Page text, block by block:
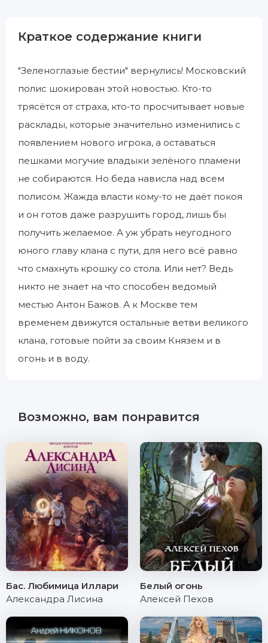
Краткое содержание книги
"Зеленоглазые бестии" вернулись! Московский
полис шокирован этой новостью. Кто-то
трясётся от страха, кто-то просчитывает новые
расклады, которые значительно изменились с
появлением нового игрока, а оставаться
пешками могучие владыки зелёного пламени
не собираются. Но беда нависла над всем
полисом. Жажда власти кому-то не даёт покоя
и он готов даже разрушить город, лишь бы
получить желаемое. А уж убрать неугодного
юного главу клана с пути, для него всё равно
что смахнуть крошку со стола. Или нет? Ведь
никто не знает на что способен ведомый
местью Антон Бажов. А к Москве тем
временем движутся остальные ветви великого
клана, готовые пойти за своим Князем и в
огонь и в воду.
Возможно, вам понравится
Бас. Любимица Иллари
Александра Лисина
Белый огонь
Алексей Пехов